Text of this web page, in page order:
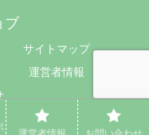
ブ
サイトマップ
運営者情報
ブ.